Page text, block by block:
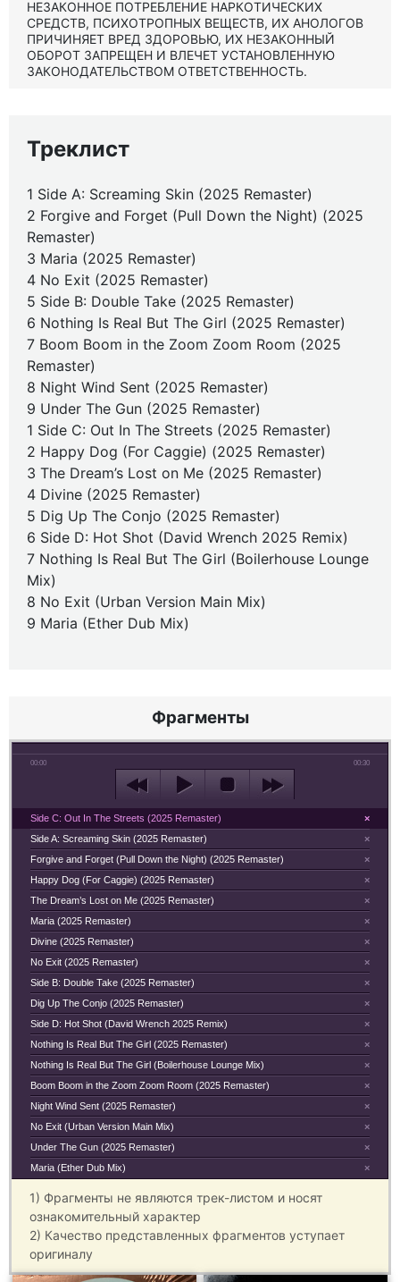
НЕЗАКОННОЕ ПОТРЕБЛЕНИЕ НАРКОТИЧЕСКИХ
СРЕДСТВ, ПСИХОТРОПНЫХ ВЕЩЕСТВ, ИХ АНОЛОГОВ
ПРИЧИНЯЕТ ВРЕД ЗДОРОВЬЮ, ИХ НЕЗАКОННЫЙ
ОБОРОТ ЗАПРЕЩЕН И ВЛЕЧЕТ УСТАНОВЛЕННУЮ
ЗАКОНОДАТЕЛЬСТВОМ ОТВЕТСТВЕННОСТЬ.
Треклист
1 Side A: Screaming Skin (2025 Remaster)
2 Forgive and Forget (Pull Down the Night) (2025
Remaster)
3 Maria (2025 Remaster)
4 No Exit (2025 Remaster)
5 Side B: Double Take (2025 Remaster)
6 Nothing Is Real But The Girl (2025 Remaster)
7 Boom Boom in the Zoom Zoom Room (2025
Remaster)
8 Night Wind Sent (2025 Remaster)
9 Under The Gun (2025 Remaster)
1 Side C: Out In The Streets (2025 Remaster)
2 Happy Dog (For Caggie) (2025 Remaster)
3 The Dream’s Lost on Me (2025 Remaster)
4 Divine (2025 Remaster)
5 Dig Up The Conjo (2025 Remaster)
6 Side D: Hot Shot (David Wrench 2025 Remix)
7 Nothing Is Real But The Girl (Boilerhouse Lounge
Mix)
8 No Exit (Urban Version Main Mix)
9 Maria (Ether Dub Mix)
Фрагменты
00:00 00:30
×
Side C: Out In The Streets (2025 Remaster)
×
Side A: Screaming Skin (2025 Remaster)
×
Forgive and Forget (Pull Down the Night) (2025 Remaster)
×
Happy Dog (For Caggie) (2025 Remaster)
×
The Dream’s Lost on Me (2025 Remaster)
×
Maria (2025 Remaster)
×
Divine (2025 Remaster)
×
No Exit (2025 Remaster)
×
Side B: Double Take (2025 Remaster)
×
Dig Up The Conjo (2025 Remaster)
×
Side D: Hot Shot (David Wrench 2025 Remix)
×
Nothing Is Real But The Girl (2025 Remaster)
×
Nothing Is Real But The Girl (Boilerhouse Lounge Mix)
×
Boom Boom in the Zoom Zoom Room (2025 Remaster)
×
Night Wind Sent (2025 Remaster)
×
No Exit (Urban Version Main Mix)
×
Under The Gun (2025 Remaster)
×
Maria (Ether Dub Mix)
1) Фрагменты не являются трек-листом и носят
ознакомительный характер
2) Качество представленных фрагментов уступает
оригиналу